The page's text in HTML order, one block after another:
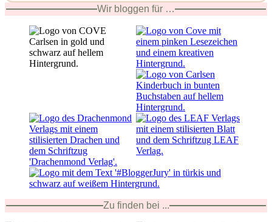
Wir bloggen für …
Zu finden bei ...